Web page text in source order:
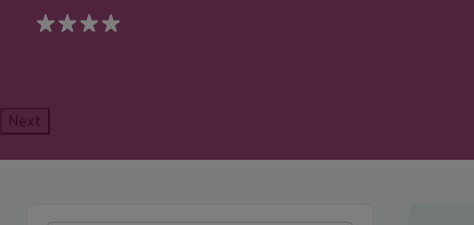
4
Next